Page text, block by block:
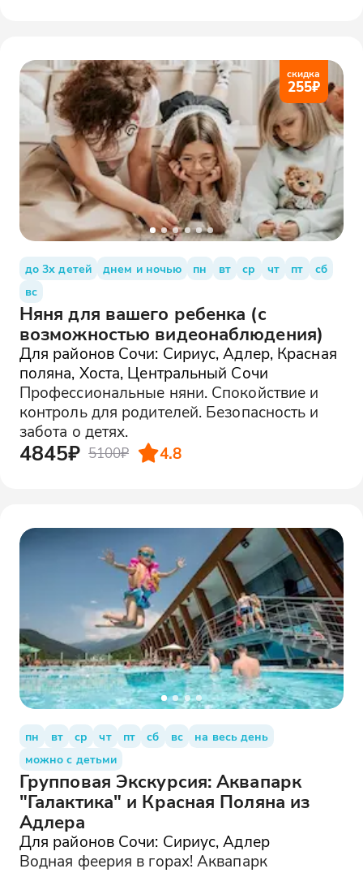
скидка
255₽
до 3х детей днем и ночью пн вт ср чт пт
сб
вс
Няня для вашего ребенка (с
возможностью видеонаблюдения)
Для районов Сочи: Сириус, Адлер, Красная
поляна, Хоста, Центральный Сочи
Профессиональные няни. Спокойствие и
контроль для родителей. Безопасность и
забота о детях.
4845₽ 5100₽ 4.8
пн вт ср чт пт сб вс
на весь день
можно с детьми
Групповая Экскурсия: Аквапарк
"Галактика" и Красная Поляна из
Адлера
Для районов Сочи: Сириус, Адлер
Водная феерия в горах! Аквапарк